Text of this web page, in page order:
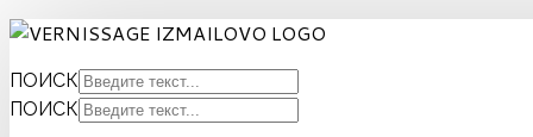
ПОИСК
ПОИСК